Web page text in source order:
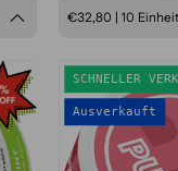
€32,80 | 10 Einheit
SCHNELLER
Ausverkauft